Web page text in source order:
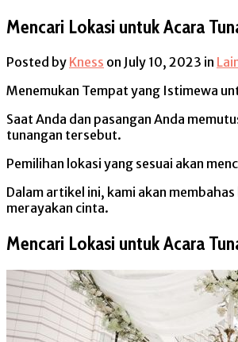
Mencari Lokasi untuk Acara
Posted by Kness on July 10, 2023 in
Menemukan Tempat yang Istimewa
Saat Anda dan pasangan Anda
tunangan tersebut.
Pemilihan lokasi yang sesuai akan
Dalam artikel ini, kami akan
merayakan cinta.
Mencari Lokasi untuk Acara